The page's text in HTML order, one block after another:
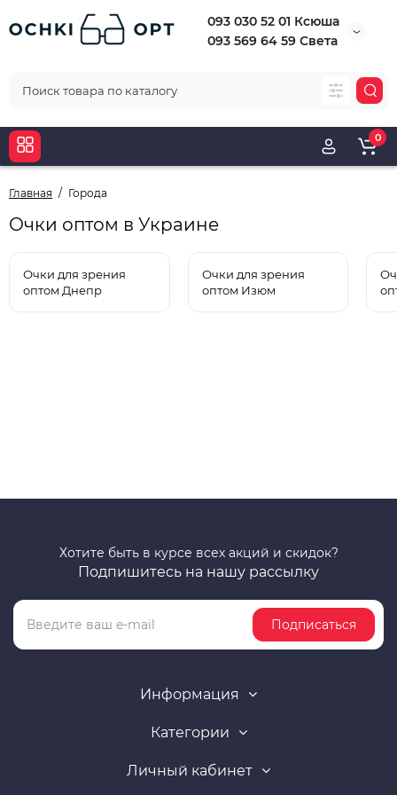
093 030 52 01 Ксюша
093 569 64 59 Света
0
Главная Города
Очки оптом в Украине
Очки для зрения
оптом Днепр
Очки для зрения
оптом Изюм
Хотите быть в курсе всех акций и скидок?
Подпишитесь на нашу рассылку
Подписаться
Информация
Категории
Личный кабинет